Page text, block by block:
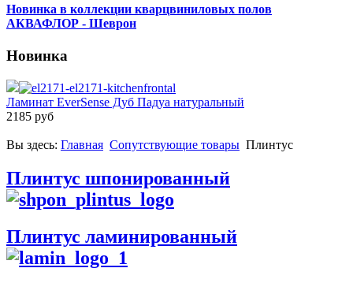
Новинка в коллекции кварцвиниловых полов
АКВАФЛОР - Шеврон
Новинка
Ламинат EverSense Дуб Падуа натуральный
2185 руб
Вы здесь: Главная Сопутствующие товары Плинтус
Плинтус шпонированный
Плинтус ламинированный